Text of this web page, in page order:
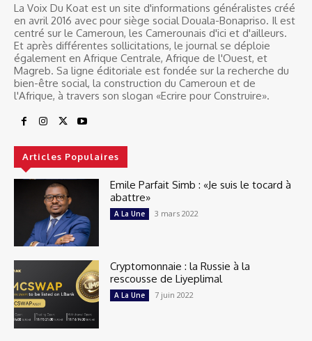
La Voix Du Koat est un site d'informations généralistes créé
en avril 2016 avec pour siège social Douala-Bonapriso. Il est
centré sur le Cameroun, les Camerounais d'ici et d'ailleurs.
Et après différentes sollicitations, le journal se déploie
également en Afrique Centrale, Afrique de l'Ouest, et
Magreb. Sa ligne éditoriale est fondée sur la recherche du
bien-être social, la construction du Cameroun et de
l'Afrique, à travers son slogan «Ecrire pour Construire».
Articles Populaires
Emile Parfait Simb : «Je suis le tocard à
abattre»
A La Une 3 mars 2022
Cryptomonnaie : la Russie à la
rescousse de Liyeplimal
A La Une 7 juin 2022